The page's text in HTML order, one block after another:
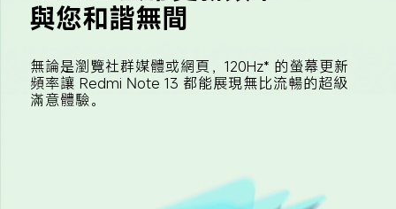
與您和諧無間
無論是瀏覽社群媒體或網頁，120Hz* 的螢幕更新
頻率讓 Redmi Note 13 都能展現無比流暢的超級
滿意體驗。